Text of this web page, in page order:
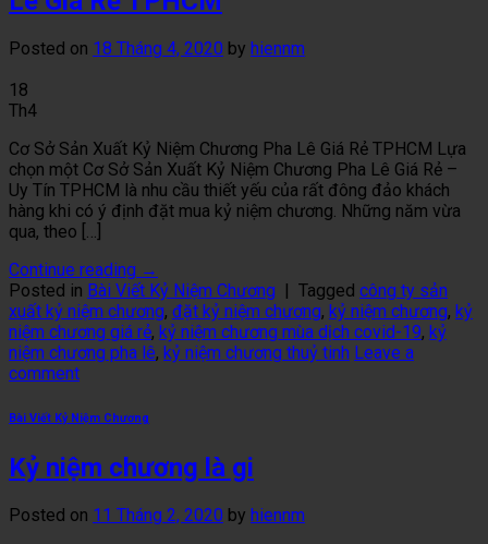
Posted on 18 Tháng 4, 2020 by hiennm
18
Th4
Cơ Sở Sản Xuất Kỷ Niệm Chương Pha Lê Giá Rẻ TPHCM Lựa
chọn một Cơ Sở Sản Xuất Kỷ Niệm Chương Pha Lê Giá Rẻ –
Uy Tín TPHCM là nhu cầu thiết yếu của rất đông đảo khách
hàng khi có ý định đặt mua kỷ niệm chương. Những năm vừa
qua, theo […]
Continue reading →
Posted in Bài Viết Kỷ Niệm Chương | Tagged công ty sản
xuất kỷ niệm chương, đặt kỷ niệm chương, kỷ niệm chương, kỷ
niệm chương giá rẻ, kỷ niệm chương mùa dịch covid-19, kỷ
niệm chương pha lê, kỷ niệm chương thuỷ tinh Leave a
comment
Bài Viết Kỷ Niệm Chương
Kỷ niệm chương là gi
Posted on 11 Tháng 2, 2020 by hiennm